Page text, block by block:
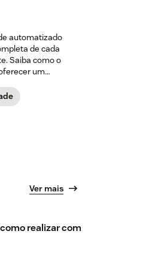
automatizado
de cada
Saiba como o
um
Ver mais
realizar com